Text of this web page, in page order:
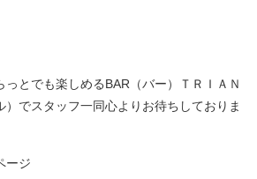
とでも楽しめるBAR（バー）ＴＲＩＡＮ
）でスタッフ一同心よりお待ちしておりま
ージ